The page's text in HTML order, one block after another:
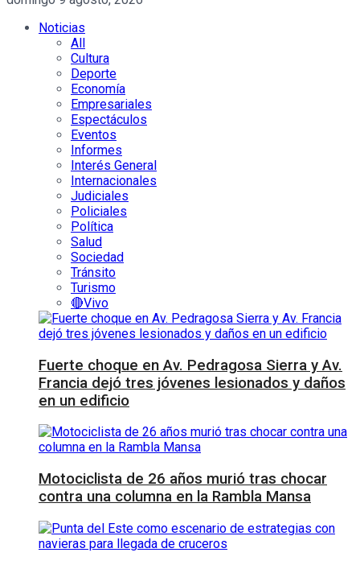
Noticias
All
Cultura
Deporte
Economía
Empresariales
Espectáculos
Eventos
Informes
Interés General
Internacionales
Judiciales
Policiales
Política
Salud
Sociedad
Tránsito
Turismo
🔴Vivo
Fuerte choque en Av. Pedragosa Sierra y Av.
Francia dejó tres jóvenes lesionados y daños
en un edificio
Motociclista de 26 años murió tras chocar
contra una columna en la Rambla Mansa